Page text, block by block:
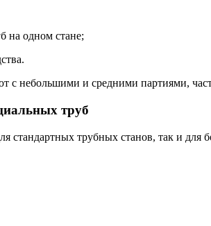
на одном стане;
с небольшими и средними партиями,
труб
стандартных трубных станов, так и